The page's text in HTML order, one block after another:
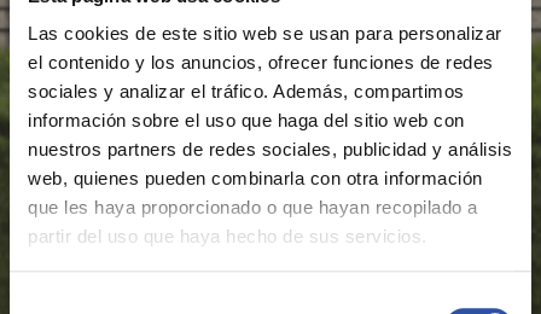
Las cookies de este sitio web se usan para personalizar
el contenido y los anuncios, ofrecer funciones de redes
sociales y analizar el tráfico. Además, compartimos
información sobre el uso que haga del sitio web con
nuestros partners de redes sociales, publicidad y análisis
web, quienes pueden combinarla con otra información
que les haya proporcionado o que hayan recopilado a
partir del uso que haya hecho de sus servicios.